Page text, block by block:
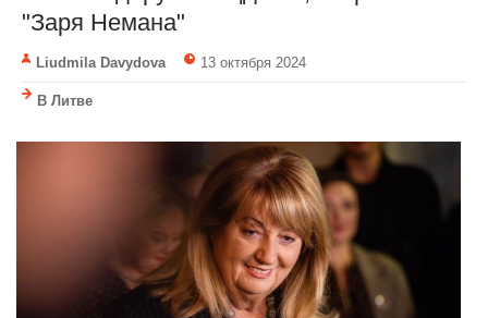
"Заря Немана"
Liudmila Davydova 13 октября 2024
В Литве